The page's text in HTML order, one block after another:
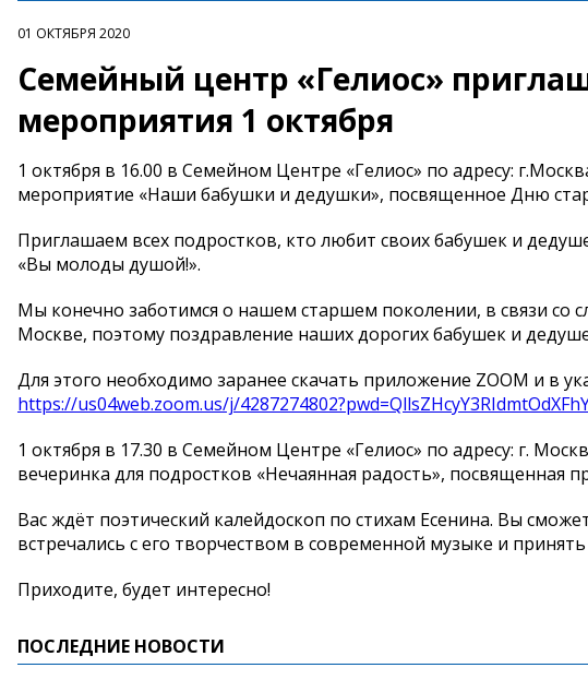
01 ОКТЯБРЯ 2020
Семейный центр «Гелиос»
мероприятия 1 октября
1 октября в 16.00 в Семейном Центре «Гелиос» по адресу:
мероприятие «Наши бабушки и дедушки», посвященное Дню
Приглашаем всех подростков, кто любит своих бабушек и
«Вы молоды душой!».
Мы конечно заботимся о нашем старшем поколении, в связи со
Москве, поэтому поздравление наших дорогих бабушек и
Для этого необходимо заранее скачать приложение ZOOM и в
https://us04web.zoom.us/j/
1 октября в 17.30 в Семейном Центре «Гелиос» по адресу: г.
вечеринка для подростков «Нечаянная радость», посвященная
Вас ждёт поэтический калейдоскоп по стихам Есенина. Вы
встречались с его творчеством в современной музыке и
Приходите, будет интересно!
ПОСЛЕДНИЕ НОВОСТИ